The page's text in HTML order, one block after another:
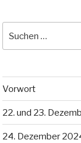
nach:
Vorwort
22. und 23.
24. Dezember